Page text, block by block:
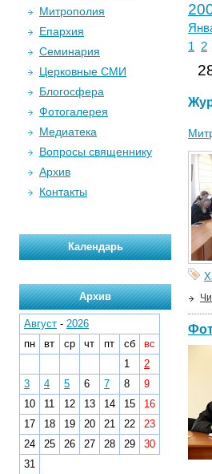
1
2
Митрополия
Епархия
Семинария
Церковные СМИ
Блогосфера
Фотогалерея
Медиатека
Вопросы священнику
Архив
Контакты
Календарь
Архив
Август - 2026
пн
вт ср чт пт сб
вс
1
2
3
4 5 6 7 8
9
10
11 12 13 14 15
16
17
18 19 20 21 22
23
24
25 26 27 28 29
30
31